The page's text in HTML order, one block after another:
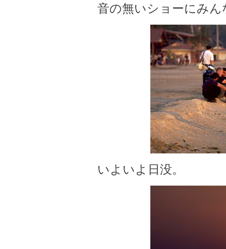
音の無いショーにみ
いよいよ日没。